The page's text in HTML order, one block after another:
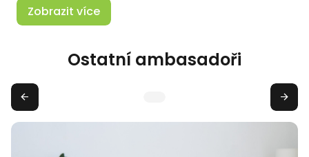
Zobrazit více
Ostatní ambasadoři